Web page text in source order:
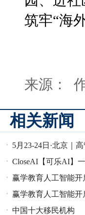
筑牢“海
来源：
相关新闻
5月23-24日·北京｜
营，2天锁定全
CloseAI【可乐AI】
赢学教育人工智能
赢学教育人工智能
中国十大移民机构